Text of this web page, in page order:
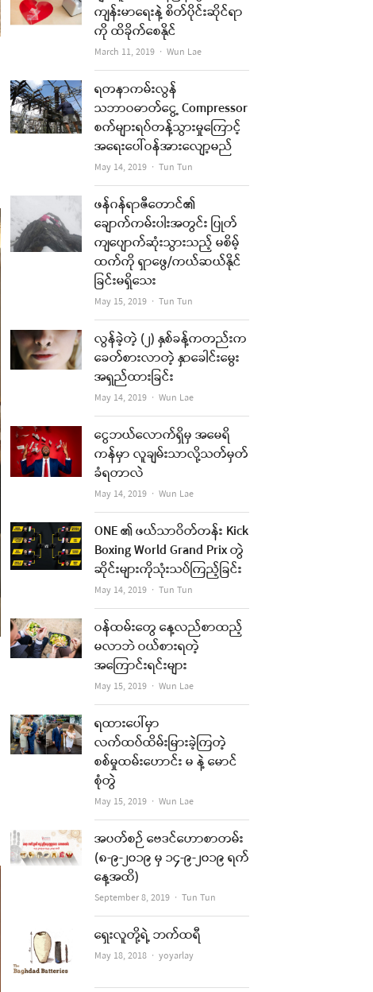
ကျန်းမာရေးနဲ့ စိတ်ပိုင်းဆိုင်ရာ
ကို ထိခိုက်စေနိုင်
March 11, 2019 Author
Wun Lae
ရတနာကမ်းလွန်
သဘာဝဓာတ်ငွေ့ Compressor
စက်များရပ်တန့်သွားမှုကြောင့်
အရေးပေါ်ဝန်အားလျော့မည်
May 14, 2019 Author
Tun Tun
ဖန်ဂန်ရာဇီတောင်၏
ချောက်ကမ်းပါးအတွင်း ပြုတ်
ကျပျောက်ဆုံးသွားသည့် မစိမ့်
ထက်ကို ရှာဖွေ/ကယ်ဆယ်နိုင်
ခြင်းမရှိသေး
May 15, 2019 Author
Tun Tun
လွန်ခဲ့တဲ့ (၂) နှစ်ခန့်ကတည်းက
ခေတ်စားလာတဲ့ နှာခေါင်းမွေး
အရှည်ထားခြင်း
May 14, 2019 Author
Wun Lae
ငွေဘယ်လောက်ရှိမှ အမေရိ
ကန်မှာ လူချမ်းသာလို့သတ်မှတ်
ခံရတာလဲ
May 14, 2019 Author
Wun Lae
ONE ၏ ဖယ်သာဝိတ်တန်း Kick
Boxing World Grand Prix တွဲ
ဆိုင်းများကိုသုံးသပ်ကြည့်ခြင်း
May 14, 2019 Author
Tun Tun
ဝန်ထမ်းတွေ နေ့လည်စာထည့်
မလာဘဲ ဝယ်စားရတဲ့
အကြောင်းရင်းများ
May 15, 2019 Author
Wun Lae
ရထားပေါ်မှာ
လက်ထပ်ထိမ်းမြားခဲ့ကြတဲ့
စစ်မှုထမ်းဟောင်း မ နဲ့ မောင်
စုံတွဲ
May 15, 2019 Author
Wun Lae
အပတ်စဉ် ဗေဒင်ဟောစာတမ်း
(၈-၉-၂၀၁၉ မှ ၁၄-၉-၂၀၁၉ ရက်
နေ့အထိ)
September 8, 2019 Author
Tun Tun
ရှေးလူတို့ရဲ့ ဘက်ထရီ
May 18, 2018 Author
yoyarlay